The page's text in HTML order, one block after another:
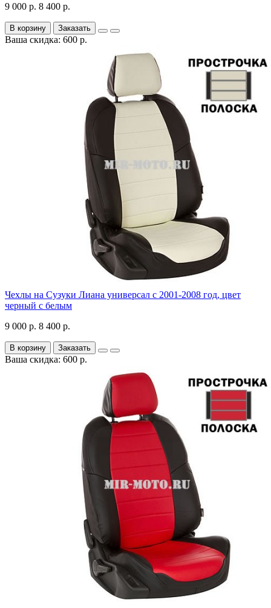
9 000 р. 8 400 р.
В корзину Заказать
Ваша скидка: 600 р.
Чехлы на Сузуки Лиана универсал с 2001-2008 год, цвет
черный с белым
9 000 р. 8 400 р.
В корзину Заказать
Ваша скидка: 600 р.